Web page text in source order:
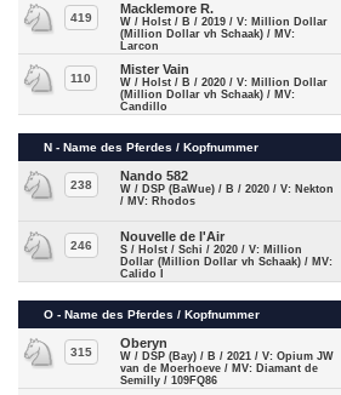
419
Macklemore R.
W / Holst / B / 2019 / V: Million Dollar
(Million Dollar vh Schaak) / MV:
Larcon
110
Mister Vain
W / Holst / B / 2020 / V: Million Dollar
(Million Dollar vh Schaak) / MV:
Candillo
N - Name des Pferdes / Kopfnummer
238
Nando 582
W / DSP (BaWue) / B / 2020 / V: Nekton
/ MV: Rhodos
246
Nouvelle de l'Air
S / Holst / Schi / 2020 / V: Million
Dollar (Million Dollar vh Schaak) / MV:
Calido I
O - Name des Pferdes / Kopfnummer
315
Oberyn
W / DSP (Bay) / B / 2021 / V: Opium JW
van de Moerhoeve / MV: Diamant de
Semilly / 109FQ86